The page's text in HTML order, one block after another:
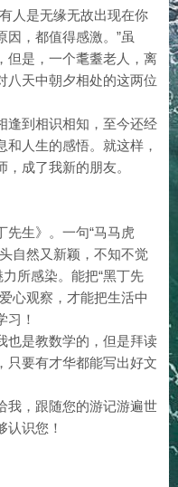
人是无缘无故出现在你
因，都值得感激。”虽
但是，一个耄耋老人，离
八天中朝夕相处的这两位
逢到相识相知，至今还经
人生的感悟。就这样，
成了我新的朋友。
先生》。一句“马马虎
自然又新颖，不知不觉
所感染。能把“黑丁先
心观察，才能把生活中
习！
也是教数学的，但是拜读
只要有才华都能写出好文
我，跟随您的游记游遍世
认识您！